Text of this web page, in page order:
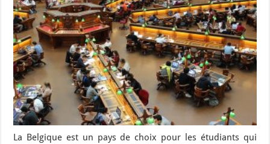
La Belgique est un pays de choix pour les étudiants qui